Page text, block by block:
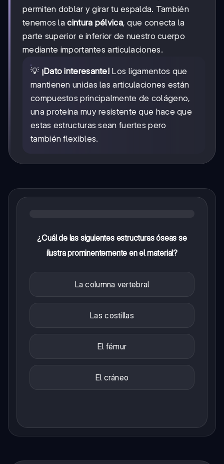
permiten doblar y girar tu espalda. También
tenemos lacintura pélvica, que conecta la
parte superior e inferior de nuestro cuerpo
mediante importantes articulaciones.
💡 ¡Dato interesante! Los ligamentos que
mantienen unidas las articulaciones están
compuestos principalmente de colágeno,
una proteína muy resistente que hace que
estas estructuras sean fuertes pero
también flexibles.
¿Cuál de las siguientes estructuras óseas se
ilustra prominentemente en el material?
La columna vertebral
Las costillas
El fémur
El cráneo